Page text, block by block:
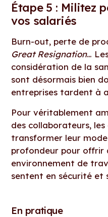
Étape 5 : Militez
vos salariés
Burn-out, perte de
Great Resignation…
considération de la
sont désormais bien
entreprises tardent à
Pour véritablement
des collaborateurs,
transformer leur
profondeur pour offrir
environnement de
sentent en sécurité et
En pratique